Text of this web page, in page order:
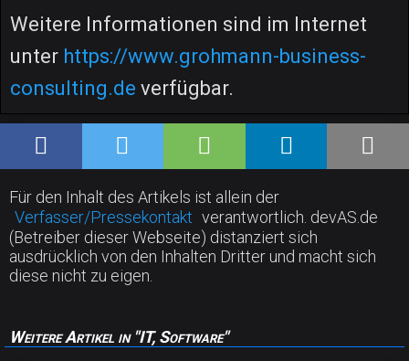
Weitere Informationen sind im Internet
unter https://www.grohmann-business-
consulting.de verfügbar.
Für den Inhalt des Artikels ist allein der
Verfasser/Pressekontakt verantwortlich. devAS.de
(Betreiber dieser Webseite) distanziert sich
ausdrücklich von den Inhalten Dritter und macht sich
diese nicht zu eigen.
Weitere Artikel in "IT, Software"